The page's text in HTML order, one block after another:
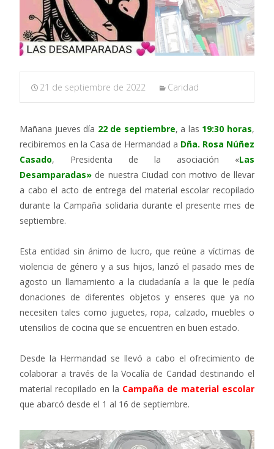
21 de septiembre de 2022 Caridad
Mañana jueves día 22 de septiembre, a las 19:30 horas,
recibiremos en la Casa de Hermandad a Dña. Rosa Núñez
Casado, Presidenta de la asociación «Las
Desamparadas» de nuestra Ciudad con motivo de llevar
a cabo el acto de entrega del material escolar recopilado
durante la Campaña solidaria durante el presente mes de
septiembre.
Esta entidad sin ánimo de lucro, que reúne a víctimas de
violencia de género y a sus hijos, lanzó el pasado mes de
agosto un llamamiento a la ciudadanía a la que le pedía
donaciones de diferentes objetos y enseres que ya no
necesiten tales como juguetes, ropa, calzado, muebles o
utensilios de cocina que se encuentren en buen estado.
Desde la Hermandad se llevó a cabo el ofrecimiento de
colaborar a través de la Vocalía de Caridad destinando el
material recopilado en la Campaña de material escolar
que abarcó desde el 1 al 16 de septiembre.